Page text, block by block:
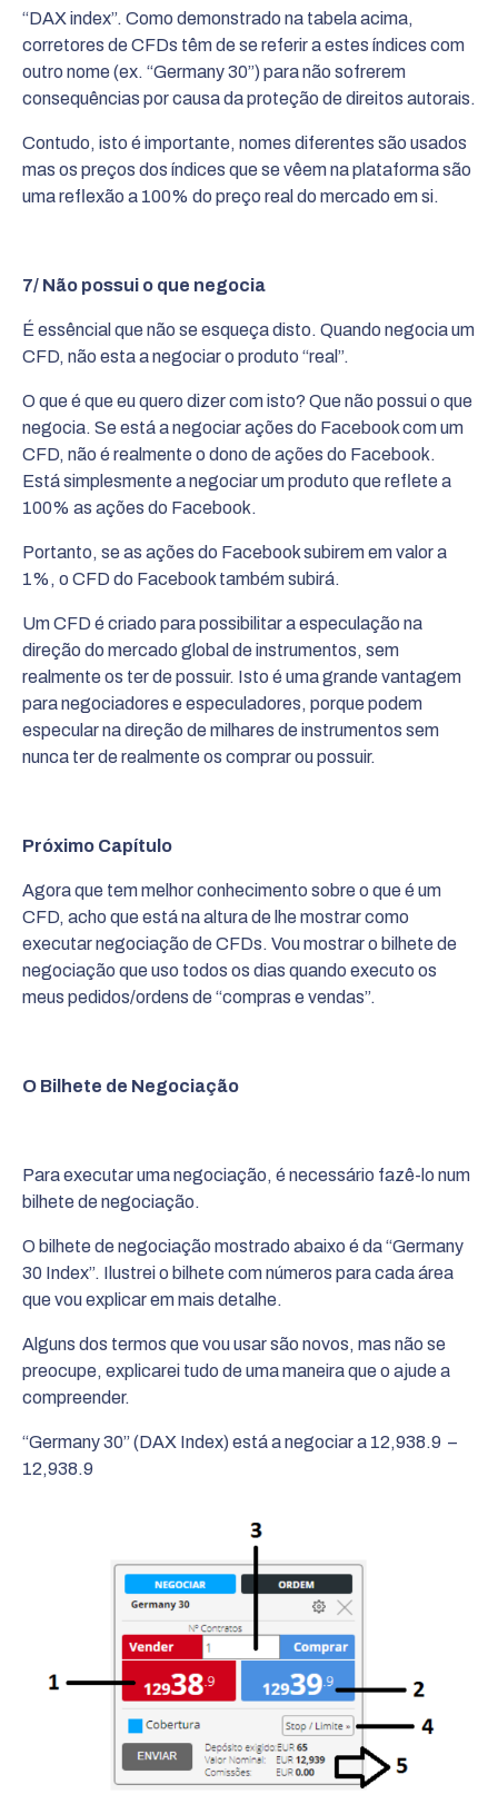
“DAX index”. Como demonstrado na tabela acima,
corretores de CFDs têm de se referir a estes índices com
outro nome (ex. “Germany 30”) para não sofrerem
consequências por causa da proteção de direitos autorais.
Contudo, isto é importante, nomes diferentes são usados
mas os preços dos índices que se vêem na plataforma são
uma reflexão a 100% do preço real do mercado em si.
7/ Não possui o que negocia
É essêncial que não se esqueça disto. Quando negocia um
CFD, não esta a negociar o produto “real”.
O que é que eu quero dizer com isto? Que não possui o que
negocia. Se está a negociar ações do Facebook com um
CFD, não é realmente o dono de ações do Facebook.
Está simplesmente a negociar um produto que reflete a
100% as ações do Facebook.
Portanto, se as ações do Facebook subirem em valor a
1%, o CFD do Facebook também subirá.
Um CFD é criado para possibilitar a especulação na
direção do mercado global de instrumentos, sem
realmente os ter de possuir. Isto é uma grande vantagem
para negociadores e especuladores, porque podem
especular na direção de milhares de instrumentos sem
nunca ter de realmente os comprar ou possuir.
Próximo Capítulo
Agora que tem melhor conhecimento sobre o que é um
CFD, acho que está na altura de lhe mostrar como
executar negociação de CFDs. Vou mostrar o bilhete de
negociação que uso todos os dias quando executo os
meus pedidos/ordens de “compras e vendas”.
O Bilhete de Negociação
Para executar uma negociação, é necessário fazê-lo num
bilhete de negociação.
O bilhete de negociação mostrado abaixo é da “Germany
30 Index”. Ilustrei o bilhete com números para cada área
que vou explicar em mais detalhe.
Alguns dos termos que vou usar são novos, mas não se
preocupe, explicarei tudo de uma maneira que o ajude a
compreender.
“Germany 30” (DAX Index) está a negociar a 12,938.9 –
12,938.9